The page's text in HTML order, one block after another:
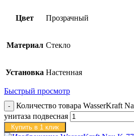
Цвет Прозрачный
Материал Стекло
Установка Настенная
Быстрый просмотр
Количество товара WasserKraft
унитаза подвесная
Купить в 1 клик